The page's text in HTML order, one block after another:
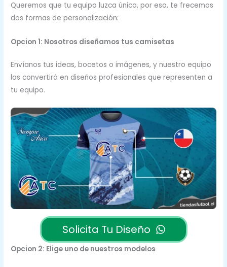
Queremos que tu equipo luzca único, por eso, te frecemos
dos formas de personalización:
Opcion 1: Nosotros diseñamos tus camisetas
Envíanos tus ideas, bocetos o imágenes, y nuestro equipo
las convertirá en diseños profesionales que representen a
tu equipo.
Solicita Tu Diseño
Opcion 2: Elige uno de nuestros modelos